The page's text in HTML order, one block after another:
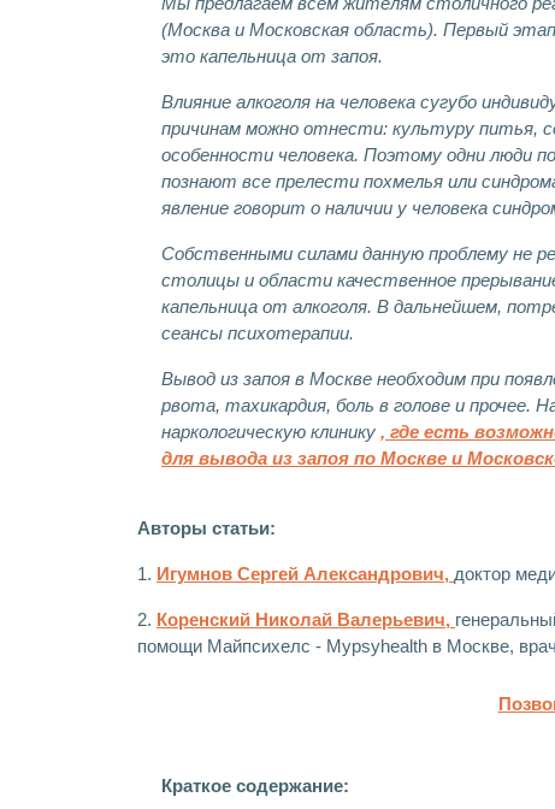
(Москва и Московская область). Первый
это капельница от запоя.
Влияние алкоголя на человека сугубо
причинам можно отнести: культуру питья,
особенности человека. Поэтому одни люди
познают все прелести похмелья или
явление говорит о наличии у человека
Собственными силами данную проблему не
столицы и области качественное
капельница от алкоголя. В дальнейшем,
сеансы психотерапии.
Вывод из запоя в Москве необходим при
рвота, тахикардия, боль в голове и прочее.
наркологическую клинику , где есть
для вывода из запоя по Москве и
Авторы статьи:
1. Игумнов Сергей Александрович, доктор
2. Коренский Николай Валерьевич,
помощи Майпсихелс - Mypsyhealth в Москве, врач
Краткое содержание: